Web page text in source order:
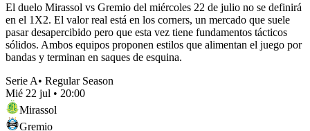
El duelo Mirassol vs Gremio del miércoles 22 de julio no se definirá
en el 1X2. El valor real está en los corners, un mercado que suele
pasar desapercibido pero que esta vez tiene fundamentos tácticos
sólidos. Ambos equipos proponen estilos que alimentan el juego por
bandas y terminan en saques de esquina.
Serie A• Regular Season
Mié 22 jul • 20:00
Mirassol
Gremio